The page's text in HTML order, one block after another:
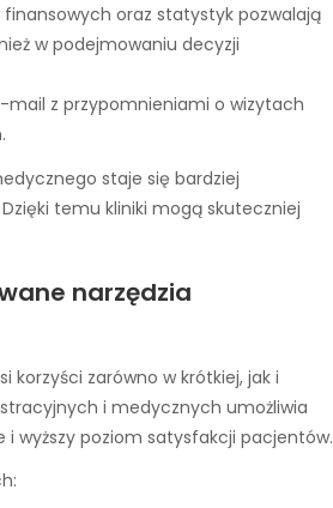
oraz statystyk pozwalają
w podejmowaniu decyzji
z przypomnieniami o wizytach
staje się bardziej
temu kliniki mogą skuteczniej
narzędzia
zarówno w krótkiej, jak i
i medycznych umożliwia
i wyższy poziom satysfakcji pacjentów.